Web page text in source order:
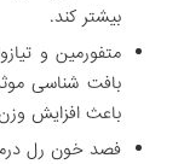
بیشتر کند.
متفورمین و
بافت شناسی
باعث افزایش
فصد خون رل